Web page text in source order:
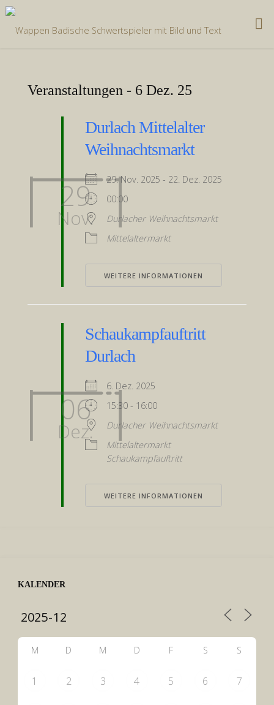
Zum
springen
Veranstaltungen - 6 Dez. 25
29
Nov.
Durlach Mittelalter
Weihnachtsmarkt
29. Nov. 2025 - 22. Dez. 2025
00:00
Durlacher Weihnachtsmarkt
Mittelaltermarkt
WEITERE INFORMATIONEN
06
Dez.
Schaukampfauftritt
Durlach
6. Dez. 2025
15:30 - 16:00
Durlacher Weihnachtsmarkt
Mittelaltermarkt
Schaukampfauftritt
WEITERE INFORMATIONEN
KALENDER
M D M D F S S
1 2 3 4 5 6 7